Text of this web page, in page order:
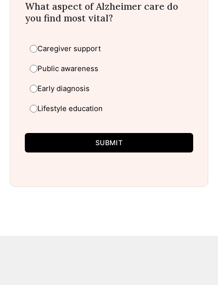
What aspect of Alzheimer care do
you find most vital?
Caregiver support
Public awareness
Early diagnosis
Lifestyle education
SUBMIT